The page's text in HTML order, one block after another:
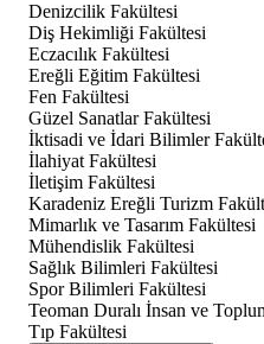
Denizcilik Fakültesi
Diş Hekimliği Fakültesi
Eczacılık Fakültesi
Ereğli Eğitim Fakültesi
Fen Fakültesi
Güzel Sanatlar Fakültesi
İktisadi ve İdari Bilimler
İlahiyat Fakültesi
İletişim Fakültesi
Karadeniz Ereğli Turizm
Mimarlık ve Tasarım Fakültesi
Mühendislik Fakültesi
Sağlık Bilimleri Fakültesi
Spor Bilimleri Fakültesi
Teoman Duralı İnsan ve
Tıp Fakültesi